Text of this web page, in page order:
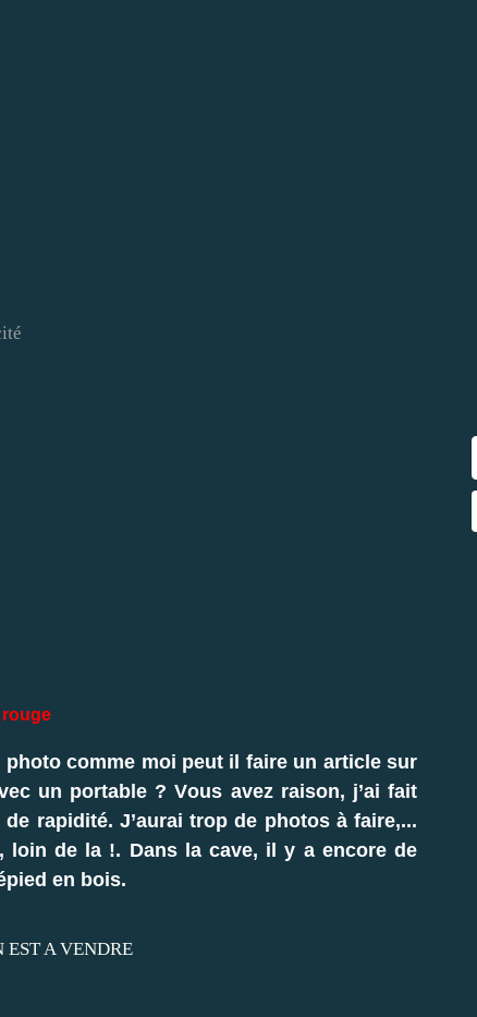
comme moi peut il faire un article sur
un portable ? Vous avez raison, j’ai fait
rapidité. J’aurai trop de photos à faire,...
loin de la !. Dans la cave, il y a encore de
en bois.